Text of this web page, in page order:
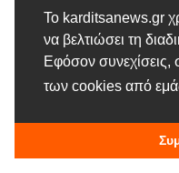
Το karditsanews.gr
να βελτιώσει τη
Εφόσον συνεχίσεις,
των cookies από
Με την ηλεκτρονική
συντελείται μια
των πολιτών. Η
σύμφωνα με την οποία
αναγκαία η ηλεκτρονική
την περιουσία του